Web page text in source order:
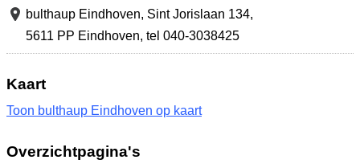
bulthaup Eindhoven, Sint Jorislaan 134,
5611 PP Eindhoven, tel 040-3038425
Kaart
Toon bulthaup Eindhoven op kaart
Overzichtpagina's